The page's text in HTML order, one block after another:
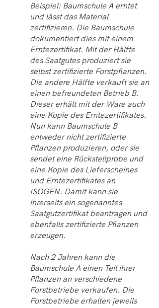
Beispiel: Baumschule A erntet
und lässt das Material
zertifizieren. Die Baumschule
dokumentiert dies mit einem
Erntezertifikat. Mit der Hälfte
des Saatgutes produziert sie
selbst zertifizierte Forstpflanzen.
Die andere Hälfte verkauft sie an
einen befreundeten Betrieb B.
Dieser erhält mit der Ware auch
eine Kopie des Erntezertifikates.
Nun kann Baumschule B
entweder nicht zertifizierte
Pflanzen produzieren, oder sie
sendet eine Rückstellprobe und
eine Kopie des Lieferscheines
und Erntezertifikates an
ISOGEN. Damit kann sie
ihrerseits ein sogenanntes
Saatgutzertifikat beantragen und
ebenfalls zertifizierte Pflanzen
erzeugen.
Nach 2 Jahren kann die
Baumschule A einen Teil ihrer
Pflanzen an verschiedene
Forstbetriebe verkaufen. Die
Forstbetriebe erhalten jeweils